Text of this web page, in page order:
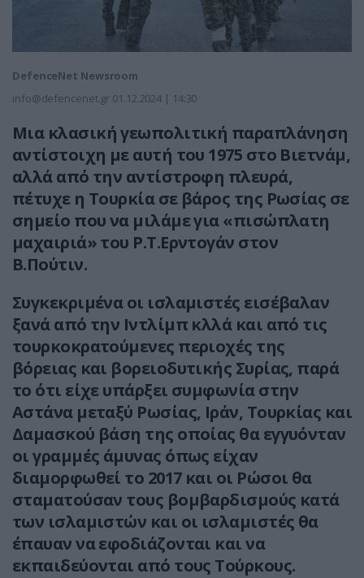
DefenceNet Newsroom
info@defencenet.gr 01.12.2024 | 14:30
Μια κλασική γεωπολιτική παραπλάνηση
αντίστοιχη με αυτή του 1975 στο Βιετνάμ,
αλλά από την αντίστροφη πλευρά,
πέτυχε η Τουρκία σε βάρος της Ρωσίας σε
σημείο που να μιλάμε για «πισώπλατη
μαχαιριά» του Ρ.Τ.Ερντογάν στον
Β.Πούτιν.
Συγκεκριμένα οι ισλαμιστές εισέβαλαν
ξανά από την Ιντλίμπ κλλά και από τις
τουρκοκρατούμενες περιοχές της
βόρειας και βορειοδυτικής Συρίας, παρά
το ότι είχε υπάρξει συμφωνία στην
Αστάνα μεταξύ Ρωσίας, Ιράν, Τουρκίας και
Δαμασκού βάση της οποίας θα εγγυόνταν
οι γραμμές άμυνας όπως είχαν
διαμορφωθεί το 2017 και οι Ρώσοι θα
σταματούσαν τους βομβαρδισμούς κατά
των ισλαμιστών και οι ισλαμιστές θα
έπαυαν να εφοδιάζονται και να
εκπαιδεύονται από τους Τούρκους.